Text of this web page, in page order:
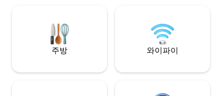
스나 헤즈의 파노라마 전망을 감상할 수 있
이상의 의미가 있
지는 곳입니다.
주방 와이파이